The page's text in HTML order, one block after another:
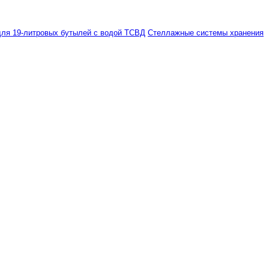
19-литровых бутылей с водой ТСВД Стеллажные системы хранения